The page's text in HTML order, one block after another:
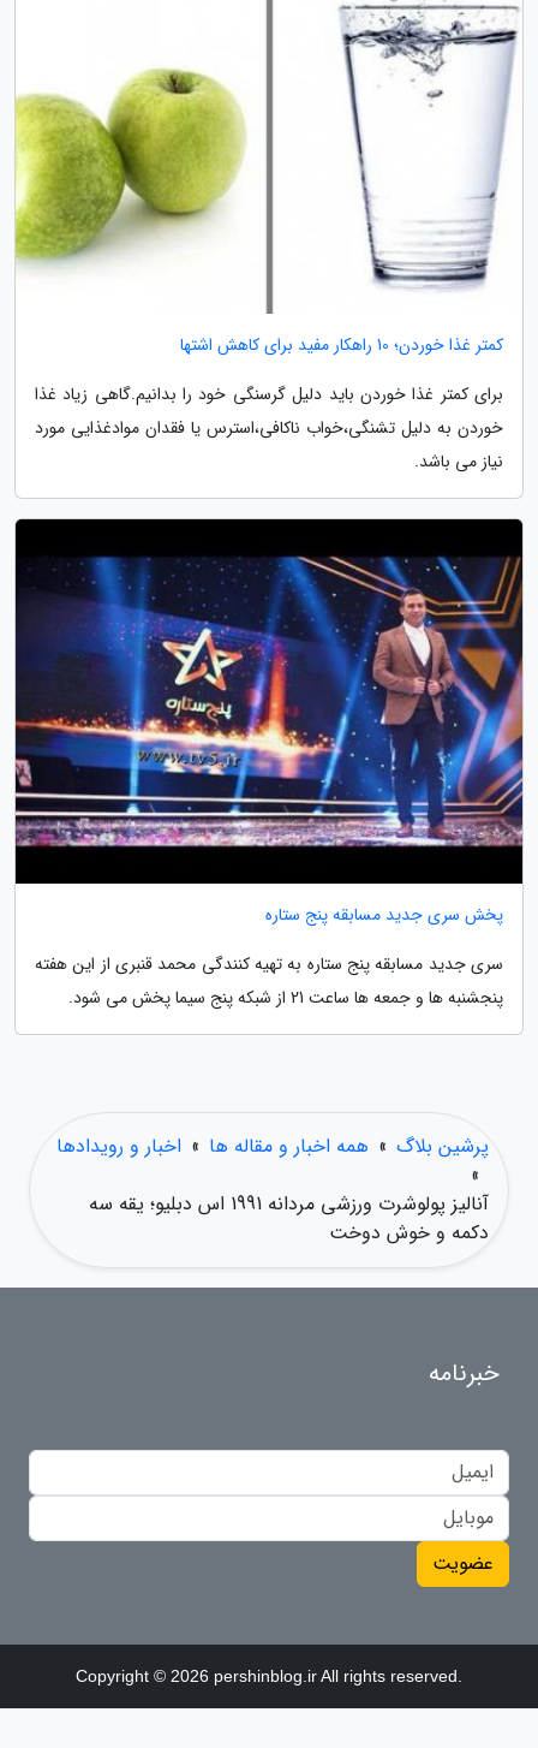
کمتر غذا خوردن؛ 10 راهکار مفید برای کاهش اشتها
برای کمتر غذا خوردن باید دلیل گرسنگی خود را بدانیم.گاهی زیاد غذا
خوردن به دلیل تشنگی،خواب ناکافی،استرس یا فقدان موادغذایی مورد
نیاز می باشد.
پخش سری جدید مسابقه پنج ستاره
سری جدید مسابقه پنج ستاره به تهیه کنندگی محمد قنبری از این هفته
پنجشنبه ها و جمعه ها ساعت 21 از شبکه پنج سیما پخش می شود.
پرشین بلاگ » همه اخبار و مقاله ها » اخبار و رویدادها
»
آنالیز پولوشرت ورزشی مردانه 1991 اس دبلیو؛ یقه سه
دکمه و خوش دوخت
خبرنامه
عضویت
Copyright © 2026 pershinblog.ir All rights reserved.